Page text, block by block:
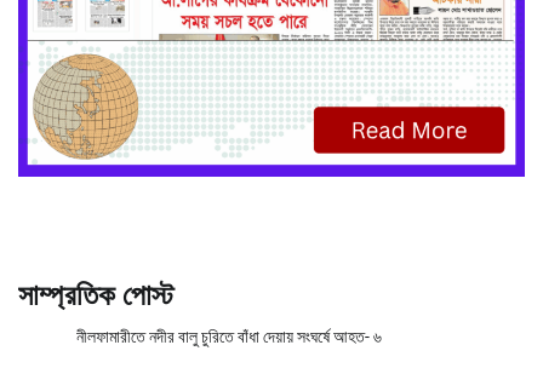
সাম্প্রতিক পোস্ট
নীলফামারীতে নদীর বালু চুরিতে বাঁধা দেয়ায় সংঘর্ষে আহত- ৬